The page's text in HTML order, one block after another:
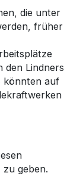
die unter
früher
den Lindners
könnten auf
geben.